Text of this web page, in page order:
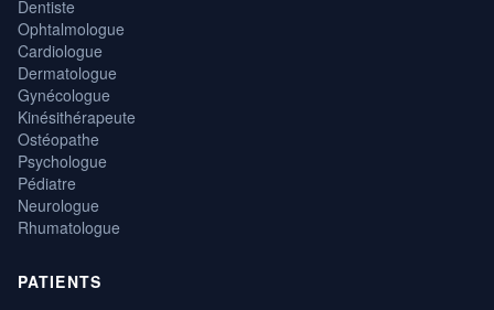
Dentiste
Ophtalmologue
Cardiologue
Dermatologue
Gynécologue
Kinésithérapeute
Ostéopathe
Psychologue
Pédiatre
Neurologue
Rhumatologue
PATIENTS